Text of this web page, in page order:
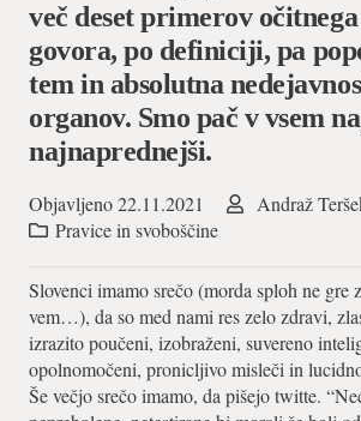
več deset primerov
govora, po definiciji, pa
tem in absolutna
organov. Smo pač v vsem
najnaprednejši.
Objavljeno22.11.2021
Andraž
Pravice in svoboščine
Slovenci imamo srečo (morda sploh ne gre
vem…), da so med nami res zelo zdravi,
izrazito poučeni, izobraženi, suvereno
opolnomočeni, pronicljivo misleči in
Še večjo srečo imamo, da pišejo twitte.